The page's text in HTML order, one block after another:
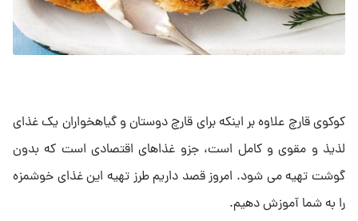
کوکوی قارچ علاوه بر اینکه برای قارچ دوستان و گیاهخواران یک غذای
لذیذ و مقوی و کامل است، جزو غذاهای اقتصادی است که بدون
گوشت تهیه می شود. امروز قصد داریم طرز تهیه این غذای خوشمزه
را به شما آموزش دهیم.